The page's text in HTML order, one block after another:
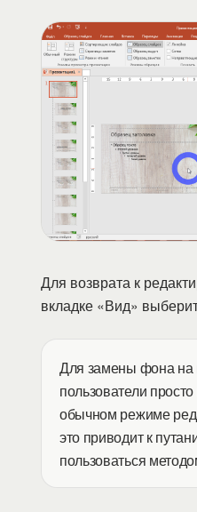
Для возврата к
вкладке «Вид»
Для замены фона на
пользователи
обычном режиме
это приводит к
пользоваться